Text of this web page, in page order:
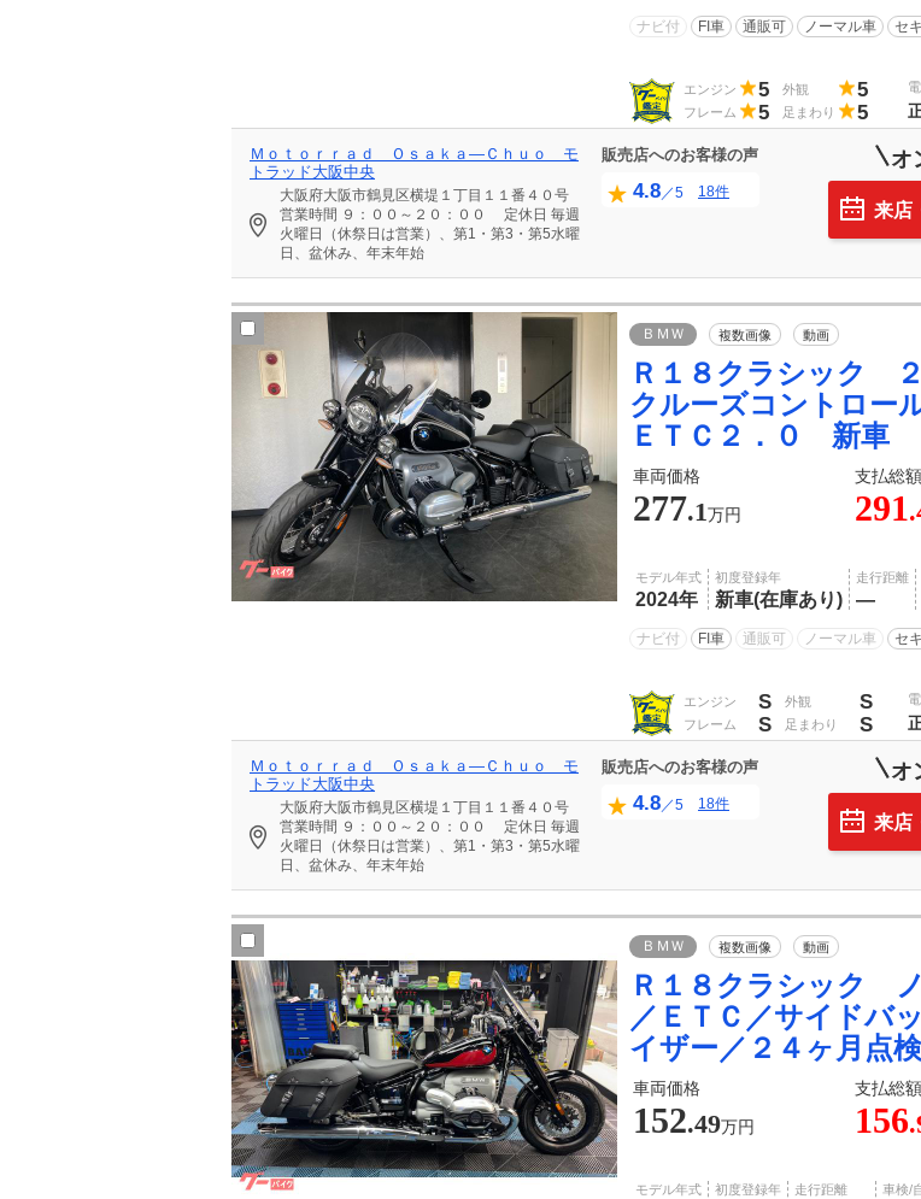
ナビ付 FI車 通販可 ノーマル車 セ
エンジン 5 外観 5
フレーム 5 足まわり 5
Ｍｏｔｏｒｒａｄ Ｏｓａｋａ―Ｃｈｕｏ モ
トラッド大阪中央
大阪府大阪市鶴見区横堤１丁目１１番４０号
営業時間 ９：００～２０：００ 定休日 毎週
火曜日（休祭日は営業）、第1・第3・第5水曜
日、盆休み、年末年始
販売店へのお客様の声
4.8／5 18件
オ
来店
ＢＭＷ 複数画像 動画
Ｒ１８クラシック
クルーズコントロ
ＥＴＣ２．０ 新車
車両価格 支払総額
277.1万円 291
モデル年式
2024年
初度登録年
新車(在庫あり)
走行距離
―
ナビ付 FI車 通販可 ノーマル車 セ
エンジン S 外観 S
フレーム S 足まわり S
Ｍｏｔｏｒｒａｄ Ｏｓａｋａ―Ｃｈｕｏ モ
トラッド大阪中央
大阪府大阪市鶴見区横堤１丁目１１番４０号
営業時間 ９：００～２０：００ 定休日 毎週
火曜日（休祭日は営業）、第1・第3・第5水曜
日、盆休み、年末年始
販売店へのお客様の声
4.8／5 18件
オ
来店
ＢＭＷ 複数画像 動画
Ｒ１８クラシック
／ＥＴＣ／サイドバ
イザー／２４ヶ月点
車両価格 支払総額
152.49万円 156
モデル年式 初度登録年 走行距離 車検/